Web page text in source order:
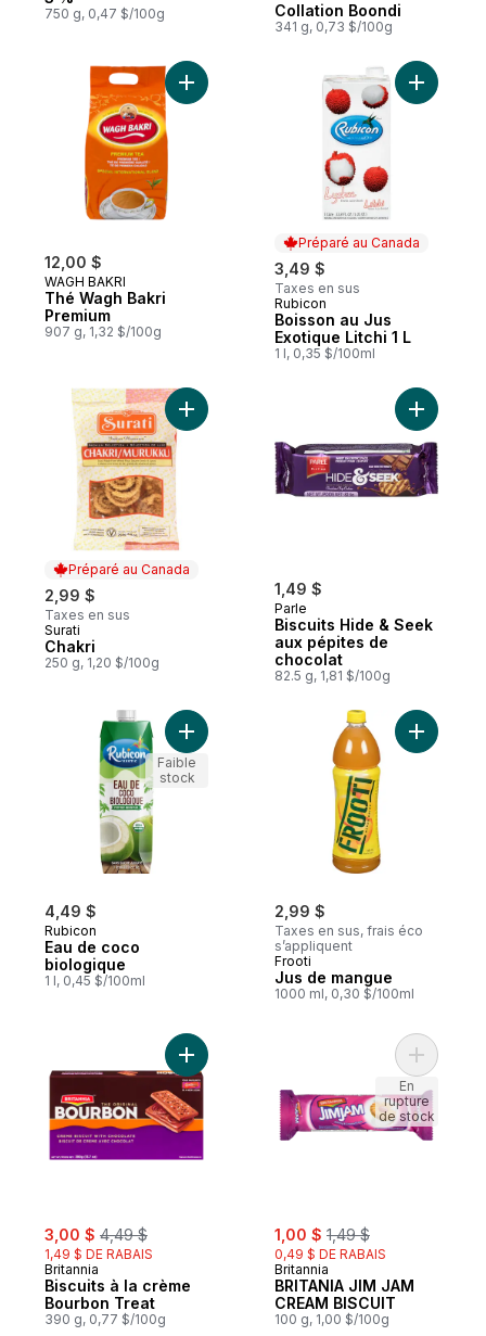
750 g, 0,47 $/100g Collation Boondi
341 g, 0,73 $/100g
12,00 $
WAGH BAKRI
Thé Wagh Bakri
Premium
907 g, 1,32 $/100g
Ajouter Thé Wagh Bakri Premium au
Préparé au Canada
3,49 $
Taxes en sus
Préparé au Canada
Rubicon
Boisson au Jus
Exotique Litchi 1 L
1 l, 0,35 $/100ml
Ajouter
Préparé au Canada
2,99 $
Taxes en sus
Préparé au Canada
Surati
Chakri
250 g, 1,20 $/100g
Ajouter Chakri au panier
1,49 $
Parle
Biscuits Hide & Seek
aux pépites de
chocolat
82.5 g, 1,81 $/100g
Ajouter
4,49 $
Rubicon
Eau de coco
biologique
1 l, 0,45 $/100ml
Ajouter Eau de coco biologique au panier
Faible
stock
2,99 $
Taxes en sus, frais éco
s’appliquent
Frooti
Jus de mangue
1000 ml, 0,30 $/100ml
Ajouter
sale:
3,00 $ , formerly:
4,49 $
1,49 $ DE RABAIS
Britannia
Biscuits à la crème
Bourbon Treat
390 g, 0,77 $/100g
Ajouter Biscuits à la crème Bourbon Treat
sale:
1,00 $ , formerly:
1,49 $
0,49 $ DE RABAIS
Britannia
BRITANIA JIM JAM
CREAM BISCUIT
100 g, 1,00 $/100g
Ajouter
En
rupture
de stock